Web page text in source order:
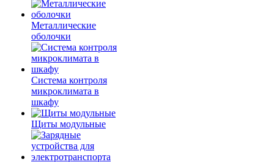
Металлические
оболочки
Система контроля
микроклимата в
шкафу
Щиты модульные